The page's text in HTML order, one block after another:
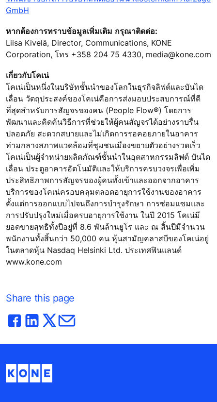
GmbH
หากต้องการทราบข้อมูลเพิ่มเติม กรุณาติดต่อ:
Liisa Kivelä, Director, Communications, KONE
Corporation, โทร +358 204 75 4330, media@kone.com
เกี่ยวกับโคเน่
โคเน่เป็นหนึ่งในบริษัทชั้นนำของโลกในธุรกิจลิฟต์และบันได
เลื่อน วัตถุประสงค์ของโคเน่คือการส่งมอบประสบการณ์ที่ดี
ที่สุดสำหรับการสัญจรของคน (People Flow®) โดยการ
พัฒนาและคิดค้นวิธีการที่ช่วยให้ผู้คนสัญจรได้อย่างราบรื่น
ปลอดภัย สะดวกสบายและไม่เกิดการรอคอยภายในอาคาร
ท่ามกลางสภาพแวดล้อมที่ชุมชนเมืองขยายตัวอย่างรวดเร็ว
โคเน่เป็นผู้จำหน่ายผลิตภัณฑ์ชั้นนำในอุตสาหกรรมลิฟต์ บันได
เลื่อน ประตูอาคารอัตโนมัติและให้บริการครบวงจรเพื่อเพิ่ม
ประสิทธิภาพการสัญจรของผู้คนทั้งเข้าและออกจากอาคาร
บริการของโคเน่ครอบคลุมตลอดอายุการใช้งานของอาคาร
ตั้งแต่การออกแบบไปจนถึงการบำรุงรักษา การซ่อมแซมและ
การปรับปรุงใหม่เมื่อครบอายุการใช้งาน ในปี 2015 โคเน่มี
ยอดขายสุทธิทั้งปีอยู่ที่ 8.6 พันล้านยูโร และ ณ สิ้นปีมีจำนวน
พนักงานทั้งสิ้นกว่า 50,000 คน หุ้นสามัญคลาสบีของโคเน่อยู่
ในตลาดหุ้น Nasdaq Helsinki Ltd. ประเทศฟินแลนด์
www.kone.com
Share this page